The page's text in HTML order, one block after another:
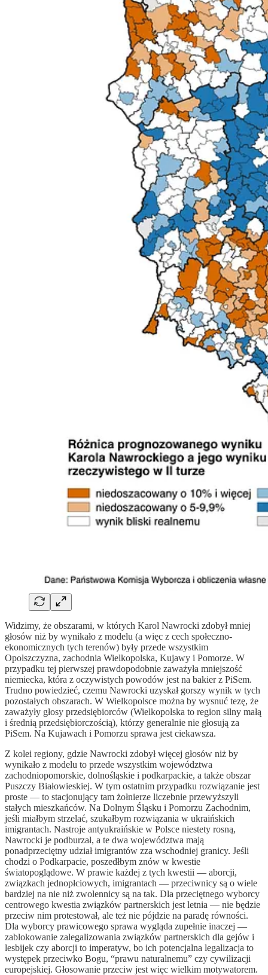
Widzimy, że obszarami, w których Karol Nawrocki zdobył mniej
głosów niż by wynikało z modelu (a więc z cech społeczno-
ekonomicznych tych terenów) były przede wszystkim
Opolszczyzna, zachodnia Wielkopolska, Kujawy i Pomorze. W
przypadku tej pierwszej prawdopodobnie zaważyła mniejszość
niemiecka, która z oczywistych powodów jest na bakier z PiSem.
Trudno powiedzieć, czemu Nawrocki uzyskał gorszy wynik w tych
pozostałych obszarach. W Wielkopolsce można by wysnuć tezę, że
zaważyły głosy przedsiębiorców (Wielkopolska to region silny małą
i średnią przedsiębiorczością), którzy generalnie nie głosują za
PiSem. Na Kujawach i Pomorzu sprawa jest ciekawsza.
Z kolei regiony, gdzie Nawrocki zdobył więcej głosów niż by
wynikało z modelu to przede wszystkim województwa
zachodniopomorskie, dolnośląskie i podkarpackie, a także obszar
Puszczy Białowieskiej. W tym ostatnim przypadku rozwiązanie jest
proste — to stacjonujący tam żołnierze liczebnie przewyższyli
stałych mieszkańców. Na Dolnym Śląsku i Pomorzu Zachodnim,
jeśli miałbym strzelać, szukałbym rozwiązania w ukraińskich
imigrantach. Nastroje antyukraińskie w Polsce niestety rosną,
Nawrocki je podburzał, a te dwa województwa mają
ponadprzeciętny udział imigrantów zza wschodniej granicy. Jeśli
chodzi o Podkarpacie, poszedłbym znów w kwestie
światopoglądowe. W prawie każdej z tych kwestii — aborcji,
związkach jednopłciowych, imigrantach — przeciwnicy są o wiele
bardziej na nie niż zwolennicy są na tak. Dla przeciętnego wyborcy
centrowego kwestia związków partnerskich jest letnia — nie będzie
przeciw nim protestował, ale też nie pójdzie na paradę równości.
Dla wyborcy prawicowego sprawa wygląda zupełnie inaczej —
zablokowanie zalegalizowania związków partnerskich dla gejów i
lesbijek czy aborcji to imperatyw, bo ich potencjalna legalizacja to
występek przeciwko Bogu, “prawu naturalnemu” czy cywilizacji
europejskiej. Głosowanie przeciw jest więc wielkim motywatorem.